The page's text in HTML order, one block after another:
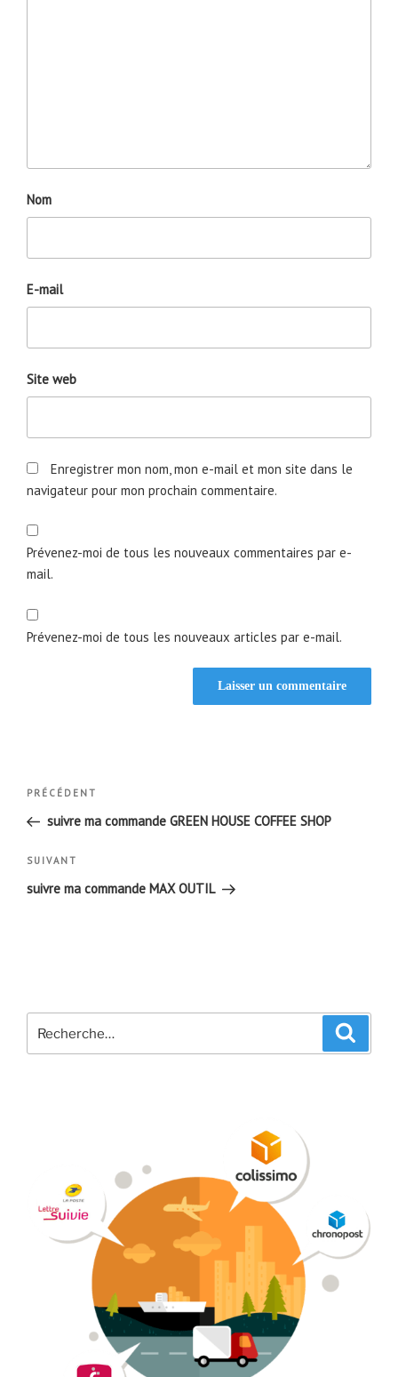
Nom
E-mail
Site web
Enregistrer mon nom, mon e-mail et mon site dans le
navigateur pour mon prochain commentaire.
Prévenez-moi de tous les nouveaux commentaires par e-
mail.
Prévenez-moi de tous les nouveaux articles par e-mail.
Navigation
l’article
Article
précédent
PRÉCÉDENT
suivre ma commande GREEN HOUSE COFFEE SHOP
Article
suivant
SUIVANT
suivre ma commande MAX OUTIL
pour